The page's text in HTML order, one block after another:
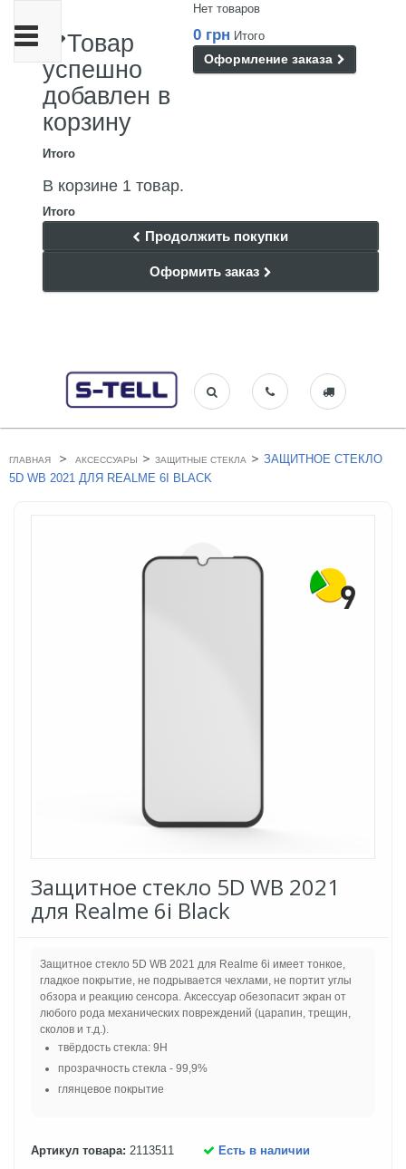
Нет товаров
0 грн Итого
Оформление заказа
Товар
успешно
добавлен в
корзину
Итого
В корзине 1 товар.
Итого
Продолжить покупки
Оформить заказ
Переключить
навигации
ГЛАВНАЯ > АКСЕССУАРЫ > ЗАЩИТНЫЕ СТЕКЛА > ЗАЩИТНОЕ СТЕКЛО
5D WB 2021 ДЛЯ REALME 6I BLACK
Защитное стекло 5D WB 2021
для Realme 6i Black
Защитное стекло 5D WB 2021 для Realme 6i имеет тонкое,
гладкое покрытие, не подрывается чехлами, не портит углы
обзора и реакцию сенсора. Аксессуар обезопасит экран от
любого рода механических повреждений (царапин, трещин,
сколов и т.д.).
твёрдость стекла: 9H
прозрачность стекла - 99,9%
глянцевое покрытие
Артикул товара: 2113511 Есть в наличии